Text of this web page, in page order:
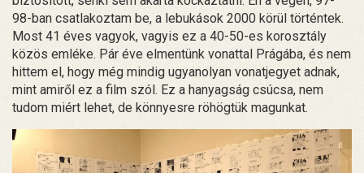
98-ban csatlakoztam be, a lebukások 2000 körül történtek.
Most 41 éves vagyok, vagyis ez a 40-50-es korosztály
közös emléke. Pár éve elmentünk vonattal Prágába, és nem
hittem el, hogy még mindig ugyanolyan vonatjegyet adnak,
mint amiről ez a film szól. Ez a hanyagság csúcsa, nem
tudom miért lehet, de könnyesre röhögtük magunkat.